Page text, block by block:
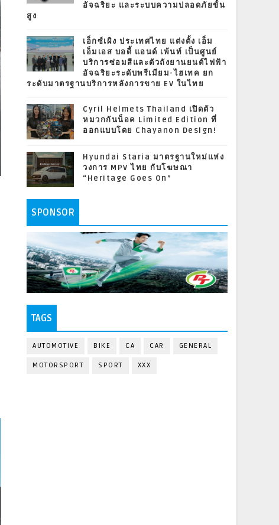
อัจฉริยะ และระบบความปลอดภัยขั้น
สูง
เอ็กซ์เผิง ประเทศไทย แต่งตั้ง เอ็ม
เอ็มเอส บอดี้ แอนด์ เพ้นท์ เป็นศูนย์
บริการซ่อมสีและตัวถังยานยนต์ไฟฟ้า
อัจฉริยะระดับพรีเมียม-ไฮเทค ยก
ระดับมาตรฐานบริการหลังการขาย EV ในไทย
Cyril Helmets Thailand เปิดตัว
หมวกกันน็อค Limited Edition ที่
ออกแบบโดย Chayanon Design!
Hyundai Staria มาตรฐานใหม่แห่ง
วงการ MPV ไทย กับโฆษณา
“Heritage Goes On”
SPONSOR
TAGS
AUTOMOTIVE BIKE CA CAR GENERAL
MOTORSPORT SPORT XXX